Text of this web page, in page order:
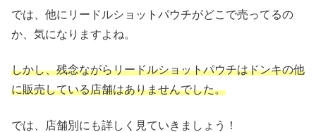
では、他にリードルショットパウチがどこで売ってるの
か、気になりますよね。
しかし、残念ながらリードルショットパウチはドンキの他
に販売している店舗はありませんでした。
では、店舗別にも詳しく見ていきましょう！